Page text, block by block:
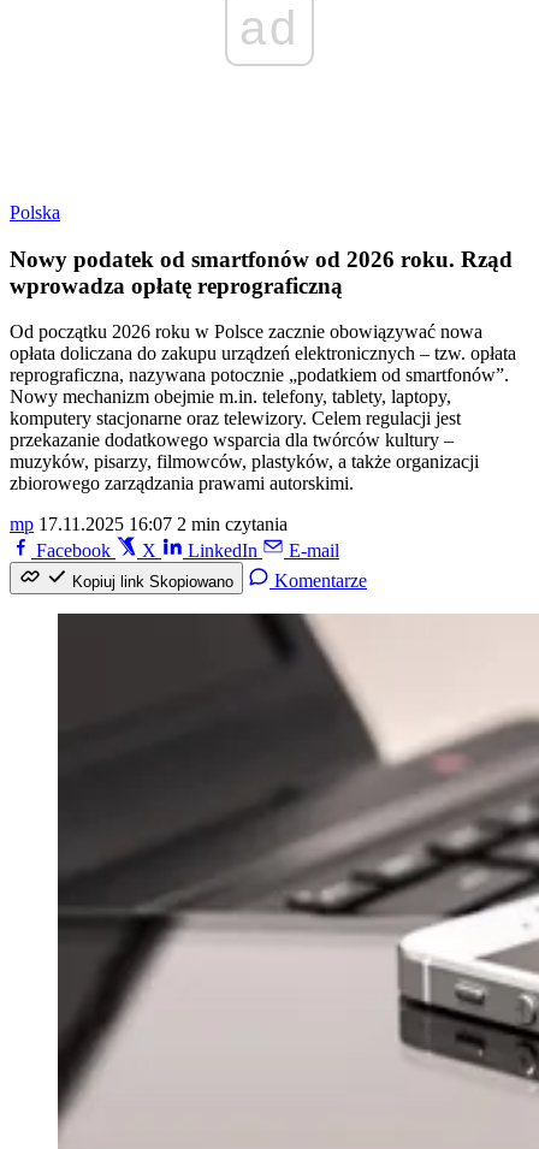
ad
Polska
Nowy podatek od smartfonów od 2026 roku. Rząd
wprowadza opłatę reprograficzną
Od początku 2026 roku w Polsce zacznie obowiązywać nowa
opłata doliczana do zakupu urządzeń elektronicznych – tzw. opłata
reprograficzna, nazywana potocznie „podatkiem od smartfonów”.
Nowy mechanizm obejmie m.in. telefony, tablety, laptopy,
komputery stacjonarne oraz telewizory. Celem regulacji jest
przekazanie dodatkowego wsparcia dla twórców kultury –
muzyków, pisarzy, filmowców, plastyków, a także organizacji
zbiorowego zarządzania prawami autorskimi.
mp 17.11.2025 16:07 2 min czytania
Facebook
X LinkedIn E-mail
Kopiuj link Skopiowano Komentarze